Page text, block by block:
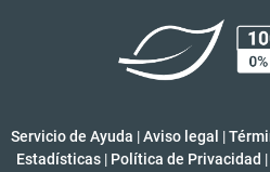
Servicio de Ayuda |Aviso legal |
Estadísticas | Política de Privacidad |